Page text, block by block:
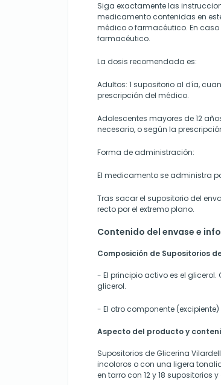
Siga exactamente las
medicamento contenidas en
médico o farmacéutico. En
farmacéutico.
La dosis recomendada es:
Adultos: 1 supositorio al día,
prescripción del médico.
Adolescentes mayores de 12
necesario, o según la
Forma de administración:
El medicamento se administra
Tras sacar el supositorio del
recto por el extremo plano.
Contenido del envase e
Composición de Supositorios
- El principio activo es el
glicerol.
- El otro componente
Aspecto del producto y
Supositorios de Glicerina
incoloros o con una ligera
en tarro con 12 y 18 supositorios